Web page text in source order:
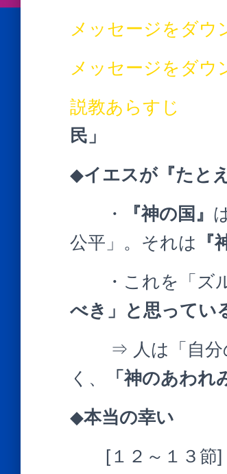
メッセージをダウ
メッセージをダウ
説教あらすじ
民」
◆イエスが『たと
・
『神の国』
公平」。それは 『
・これを「ズ
べき」と思って
⇒ 人は「自分の
く、
「神のあわれ
◆本当の幸い
[１２～１３節]